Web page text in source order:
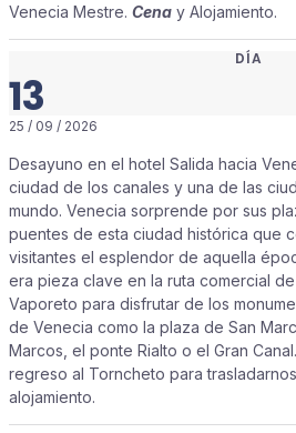
Venecia Mestre. Cena y Alojamiento.
DÍA
13
25 / 09 / 2026
Desayuno en el hotel Salida hacia
ciudad de los canales y una de las
mundo. Venecia sorprende por sus
puentes de esta ciudad histórica que
visitantes el esplendor de aquella
era pieza clave en la ruta comercial
Vaporeto para disfrutar de los
de Venecia como la plaza de San
Marcos, el ponte Rialto o el Gran
regreso al Torncheto para
alojamiento.